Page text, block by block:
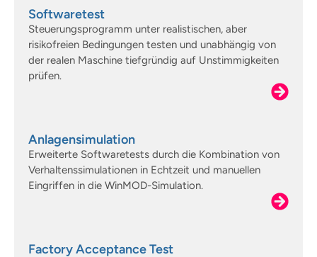
Softwaretest
Steuerungsprogramm unter realistischen, aber
risikofreien Bedingungen testen und unabhängig von
der realen Maschine tiefgründig auf Unstimmigkeiten
prüfen.
Anlagensimulation
Erweiterte Softwaretests durch die Kombination von
Verhaltenssimulationen in Echtzeit und manuellen
Eingriffen in die WinMOD-Simulation.
Factory Acceptance Test